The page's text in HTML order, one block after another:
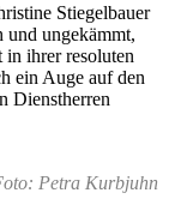
Stiegelbauer
und ungekämmt,
in ihrer resoluten
ein Auge auf den
Dienstherren
Petra Kurbjuhn